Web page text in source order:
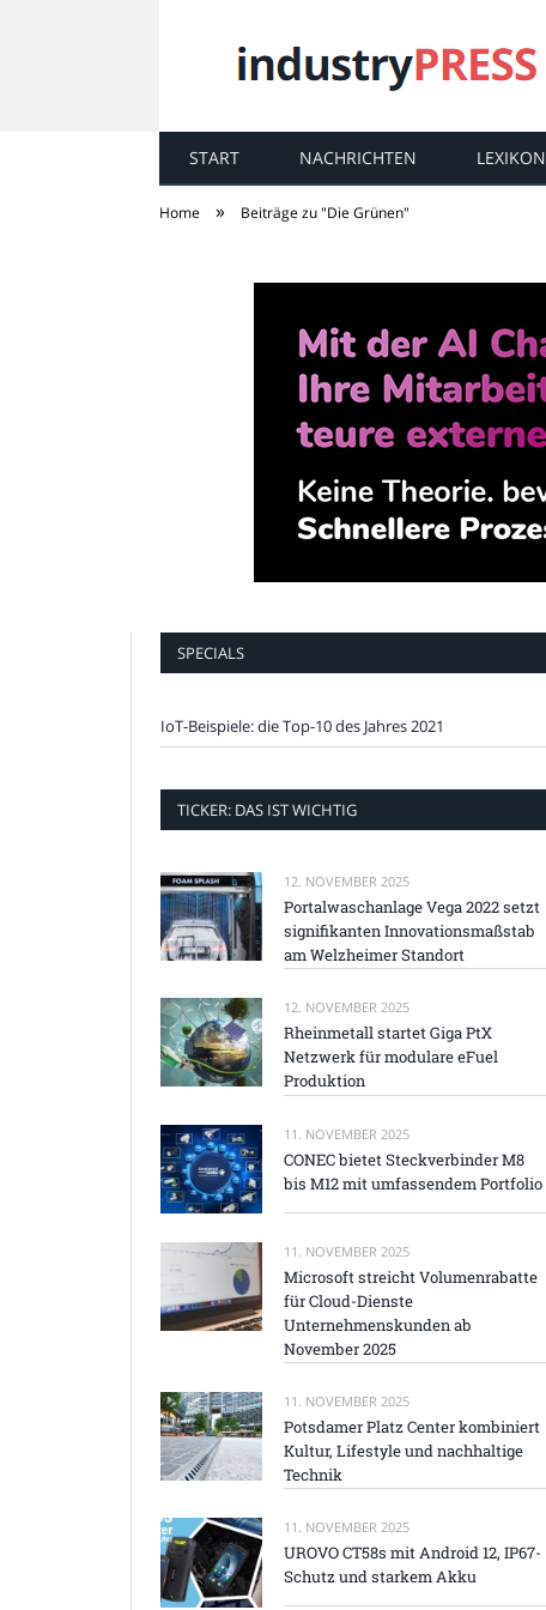
industryPRESS
START NACHRICHTEN LEXIKON
Home » Beiträge zu "Die Grünen"
SPECIALS
IoT-Beispiele: die Top-10 des Jahres 2021
TICKER: DAS IST WICHTIG
12. NOVEMBER 2025
Portalwaschanlage Vega 2022 setzt
signifikanten Innovationsmaßstab
am Welzheimer Standort
12. NOVEMBER 2025
Rheinmetall startet Giga PtX
Netzwerk für modulare eFuel
Produktion
11. NOVEMBER 2025
CONEC bietet Steckverbinder M8
bis M12 mit umfassendem Portfolio
11. NOVEMBER 2025
Microsoft streicht Volumenrabatte
für Cloud-Dienste
Unternehmenskunden ab
November 2025
11. NOVEMBER 2025
Potsdamer Platz Center kombiniert
Kultur, Lifestyle und nachhaltige
Technik
11. NOVEMBER 2025
UROVO CT58s mit Android 12, IP67-
Schutz und starkem Akku